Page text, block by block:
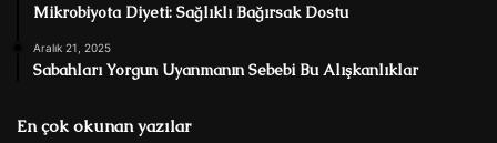
Mikrobiyota Diyeti: Sağlıklı Bağırsak Dostu
Aralık 21, 2025
Sabahları Yorgun Uyanmanın Sebebi Bu Alışkanlıklar
En çok okunan yazılar